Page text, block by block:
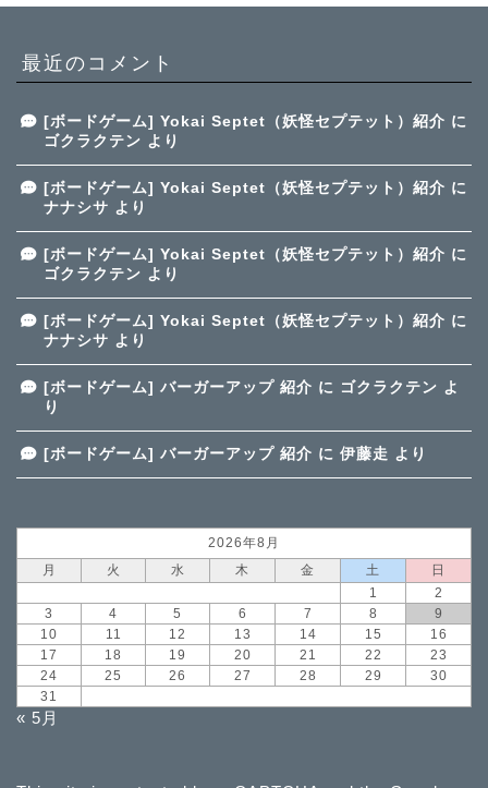
最近のコメント
[ボードゲーム] Yokai Septet（妖怪セプテット）紹介 に
ゴクラクテン より
[ボードゲーム] Yokai Septet（妖怪セプテット）紹介 に
ナナシサ より
[ボードゲーム] Yokai Septet（妖怪セプテット）紹介 に
ゴクラクテン より
[ボードゲーム] Yokai Septet（妖怪セプテット）紹介 に
ナナシサ より
[ボードゲーム] バーガーアップ 紹介 に ゴクラクテン よ
り
[ボードゲーム] バーガーアップ 紹介 に 伊藤走 より
2026年8月
月
火 水 木 金 土
日
1
2
3
4 5 6 7 8
9
10
11 12 13 14 15
16
17
18 19 20 21 22
23
24
25 26 27 28 29
30
31
« 5月